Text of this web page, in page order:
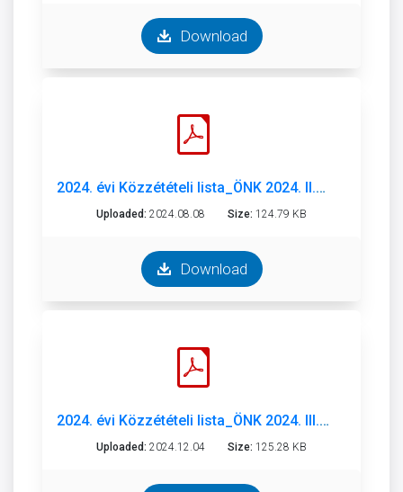
Download
2024. évi Közzétételi lista_ÖNK 2024. II.né..pdf
Uploaded: 2024.08.08 Size: 124.79 KB
Download
2024. évi Közzétételi lista_ÖNK 2024. III.né..pdf
Uploaded: 2024.12.04 Size: 125.28 KB